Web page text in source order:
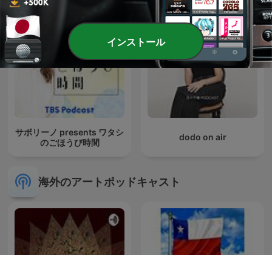
サボリーノ presents ワタシ
のごほうび時間
dodo on air
海外のアートポッドキャスト
インストール